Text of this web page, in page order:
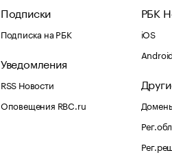
Подписки
Подписка на РБК
Уведомления
RSS Новости
Оповещения RBC.ru
РБК
iOS